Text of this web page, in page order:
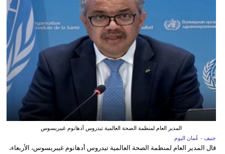
المدير العام لمنظمة الصحة العالمية تيدروس أدهانوم غيبريسوس
جنيف - عُمان اليوم
قال المدير العام لمنظمة الصحة العالمية تيدروس أدهانوم غيبريسوس، الأربعاء،